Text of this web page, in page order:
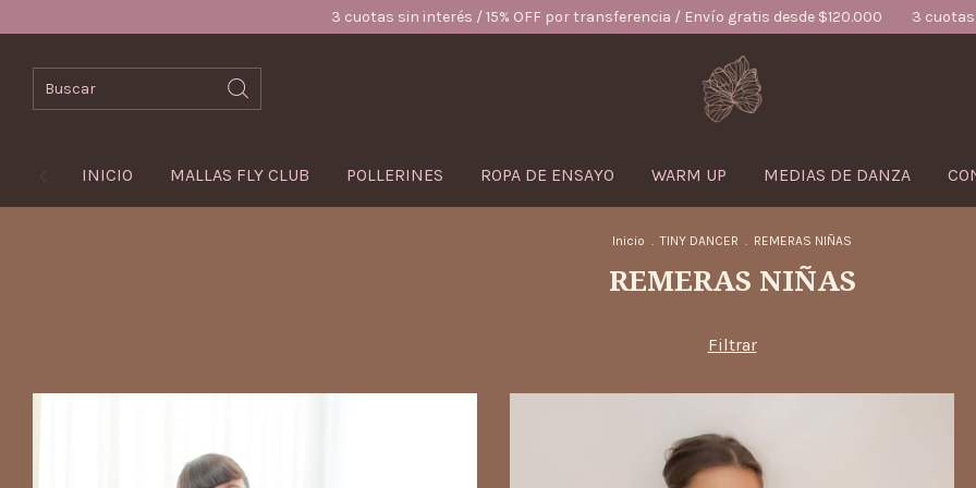
3 cuotas sin interés / 15% OFF por transferencia / Envío gratis desde $120.000 3 cuotas sin interés /
INICIO MALLAS FLY CLUB POLLERINES ROPA DE ENSAYO WARM UP MEDIAS DE DANZA
Inicio . TINY DANCER . REMERAS NIÑAS
REMERAS NIÑAS
Filtrar